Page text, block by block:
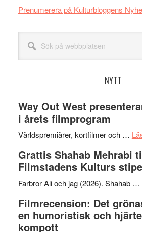
Prenumerera på Kulturbloggens
webbplatsen
NYTT
Way Out West
i årets filmprogram
Världspremiärer, kortfilmer och …
Grattis Shahab Mehrabi
Filmstadens Kulturs
Farbror Ali och jag (2026). Shahab …
Filmrecension: Det
en humoristisk och
kompott